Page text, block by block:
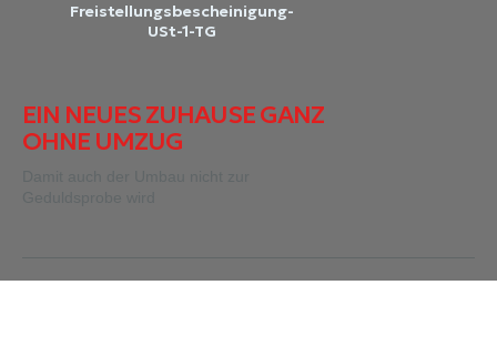
Freistellungsbescheinigung-
USt-1-TG
EIN NEUES ZUHAUSE GANZ
OHNE UMZUG